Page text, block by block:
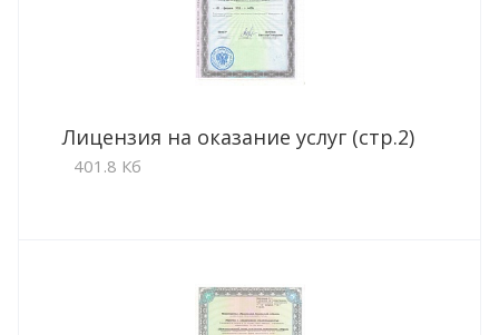
Лицензия на оказание услуг (стр.2)
401.8 Кб